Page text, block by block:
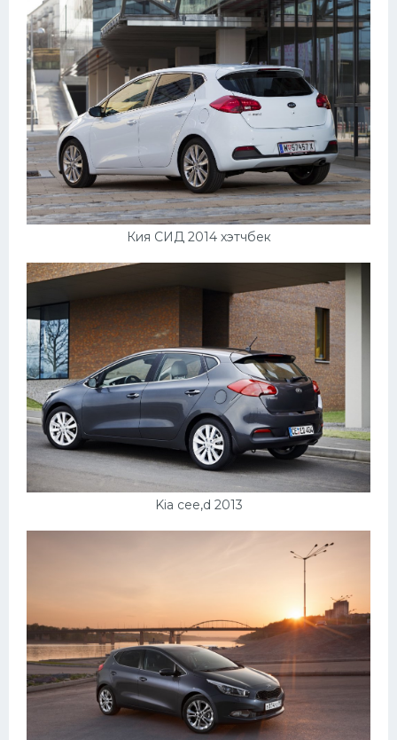
Кия СИД 2014 хэтчбек
Kia cee,d 2013